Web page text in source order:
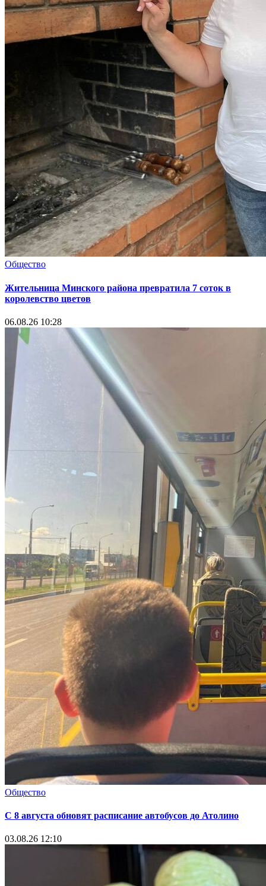
Общество
Жительница Минского района превратила 7 соток в
королевство цветов
06.08.26 10:28
Общество
С 8 августа обновят расписание автобусов до Атолино
03.08.26 12:10